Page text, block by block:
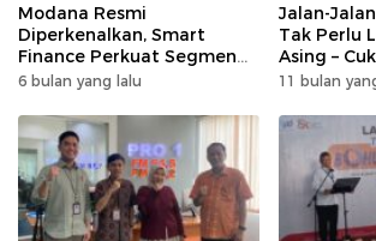
Modana Resmi
Diperkenalkan, Smart
Finance Perkuat Segmen
Pembiayaan Multiguna
6 bulan yang lalu
Jalan-
Tak Perlu
Asing –
Pakai
11 bulan